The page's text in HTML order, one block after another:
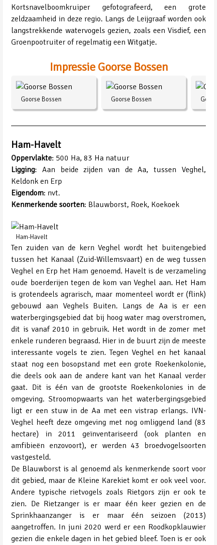
Kortsnavelboomkruiper gefotografeerd, een grote
zeldzaamheid in deze regio. Langs de Leijgraaf worden ook
langstrekkende watervogels gezien, zoals een Visdief, een
Groenpootruiter of regelmatig een Witgatje.
Impressie Goorse Bossen
Goorse Bossen Goorse Bossen
Ham-Havelt
Oppervlakte: 500 Ha, 83 Ha natuur
Ligging: Aan beide zijden van de Aa, tussen Veghel,
Keldonk en Erp
Eigendom: nvt.
Kenmerkende soorten: Blauwborst, Roek, Koekoek
Ham-Havelt
Ten zuiden van de kern Veghel wordt het buitengebied
tussen het Kanaal (Zuid-Willemsvaart) en de weg tussen
Veghel en Erp het Ham genoemd. Havelt is de verzameling
oude boerderijen tegen de kom van Veghel aan. Het Ham
is grotendeels agrarisch, maar momenteel wordt er (flink)
gebouwd aan Veghels Buiten. Langs de Aa is er een
waterbergingsgebied dat bij hoog water mag overstromen,
dit is vanaf 2010 in gebruik. Het wordt in de zomer met
enkele runderen begraasd. Hier in de buurt zijn de meeste
interessante vogels te zien. Tegen Veghel en het kanaal
staat nog een bosopstand met een grote Roekenkolonie,
die deels ook aan de andere kant van het Kanaal verder
gaat. Dit is één van de grootste Roekenkolonies in de
omgeving. Stroomopwaarts van het waterbergingsgebied
ligt er een stuw in de Aa met een vistrap erlangs. IVN-
Veghel heeft deze omgeving met nog omliggend land (83
hectare) in 2011 geïnventariseerd (ook planten en
amfibieën enzovoort), er werden 43 broedvogelsoorten
vastgesteld.
De Blauwborst is al genoemd als kenmerkende soort voor
dit gebied, maar de Kleine Karekiet komt er ook veel voor.
Andere typische rietvogels zoals Rietgors zijn er ook te
zien. De Rietzanger is er maar één keer gezien en de
Sprinkhaanzanger is er maar één seizoen (2013)
aangetroffen. In juni 2020 werd er een Roodkopklauwier
gezien die enkele dagen in het gebied bleef. Toen is er ook